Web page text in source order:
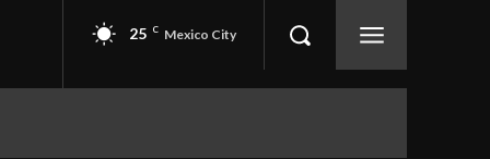
25 C Mexico City